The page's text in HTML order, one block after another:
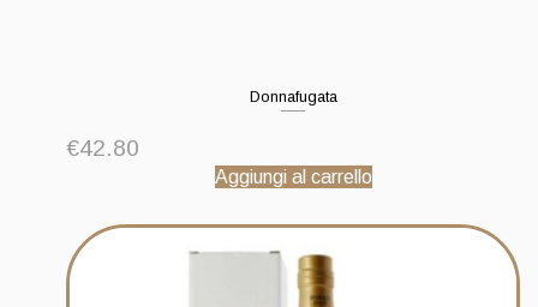
Donnafugata
€42.80
Aggiungi al carrello